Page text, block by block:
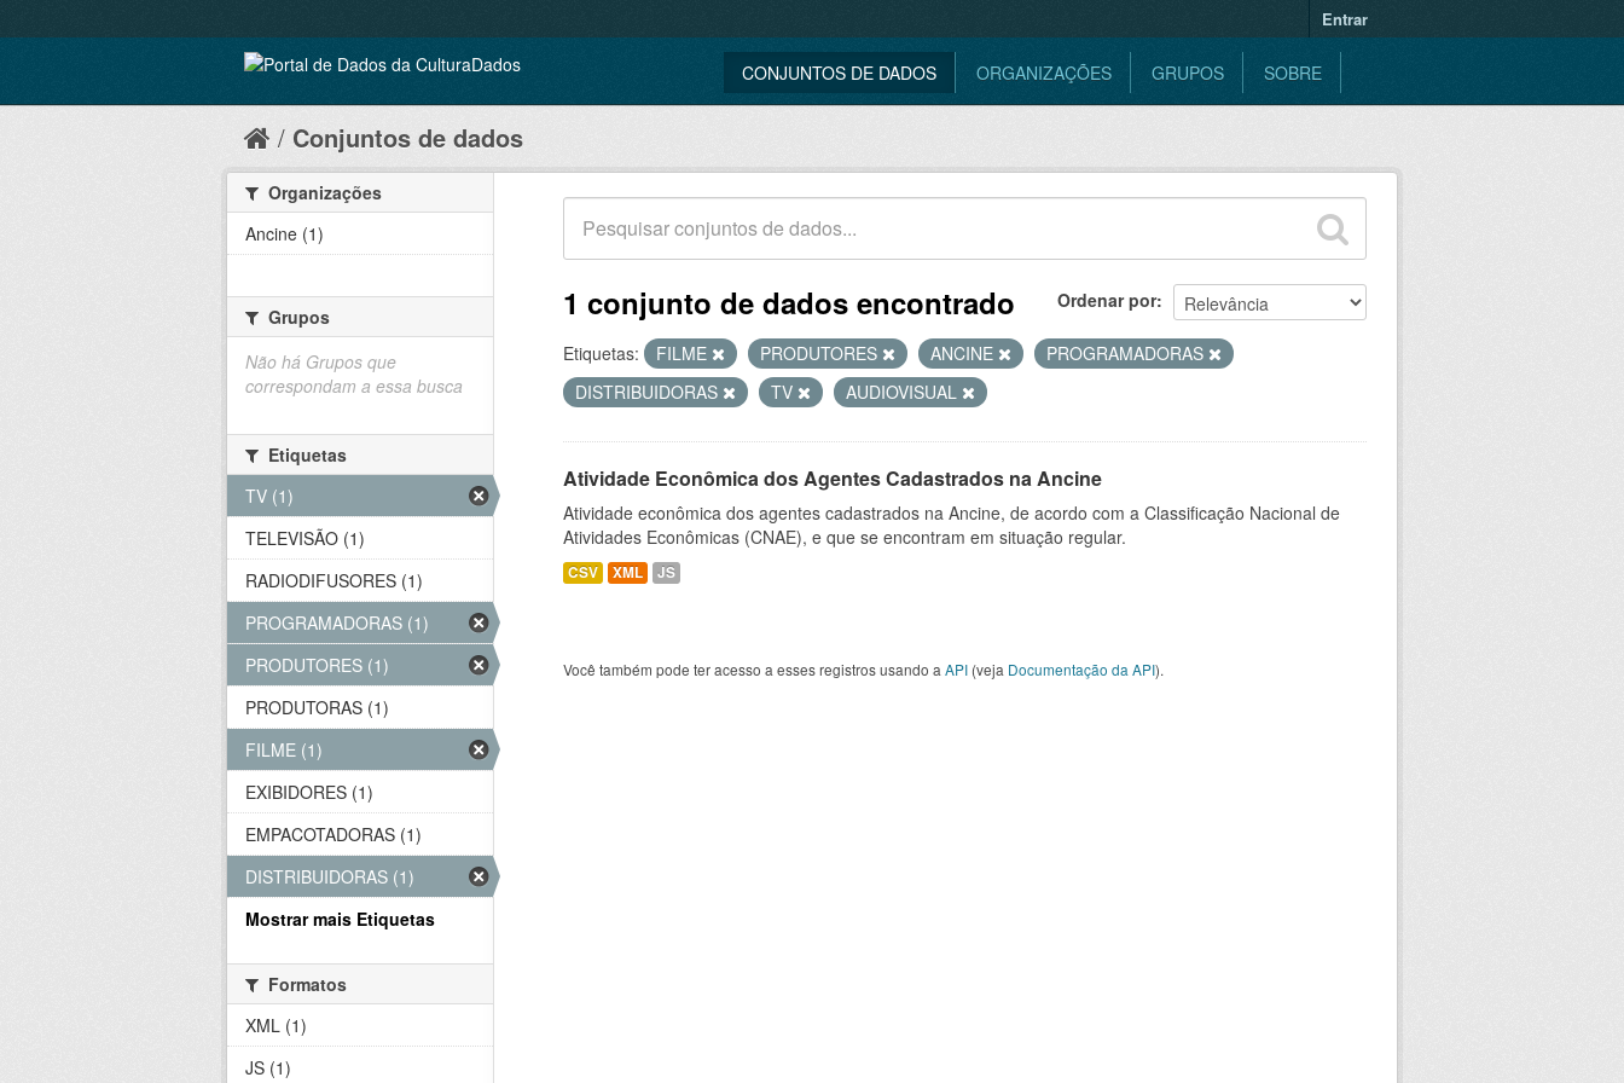
Entrar
CONJUNTOS DE DADOS ORGANIZAÇÕES GRUPOS SOBRE
Conjuntos de dados
Ordenar por
1 conjunto de dados encontrado
Etiquetas: FILME PRODUTORES ANCINE
PROGRAMADORAS
DISTRIBUIDORAS
TV AUDIOVISUAL
Atividade Econômica dos Agentes Cadastrados na Ancine
Atividade econômica dos agentes cadastrados na Ancine, de acordo com a Classificação Nacional de
Atividades Econômicas (CNAE), e que se encontram em situação regular.
CSV XML JS
Você também pode ter acesso a esses registros usando a API (veja Documentação da API).
Organizações
Ancine (1)
Grupos
Não há Grupos que
correspondam a essa busca
Etiquetas
TV (1)
TELEVISÃO (1)
RADIODIFUSORES (1)
PROGRAMADORAS (1)
PRODUTORES (1)
PRODUTORAS (1)
FILME (1)
EXIBIDORES (1)
EMPACOTADORAS (1)
DISTRIBUIDORAS (1)
Mostrar mais Etiquetas
Formatos
XML (1)
JS (1)